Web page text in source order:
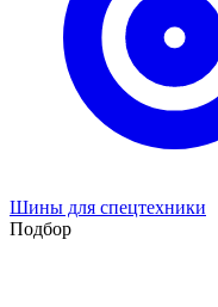
Шины для спецтехники
Подбор